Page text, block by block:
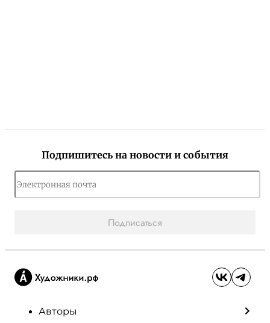
Подпишитесь на новости и события
Подписаться
Авторы